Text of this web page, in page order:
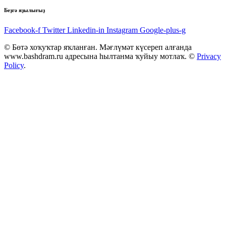
Беҙгә яҙылығыҙ
Facebook-f Twitter Linkedin-in Instagram Google-plus-g
© Бөтә хоҡуҡтар яҡланған. Мәғлүмәт күсереп алғанда
www.bashdram.ru адресына һылтанма ҡуйыу мотлаҡ. © Privacy
Policy.